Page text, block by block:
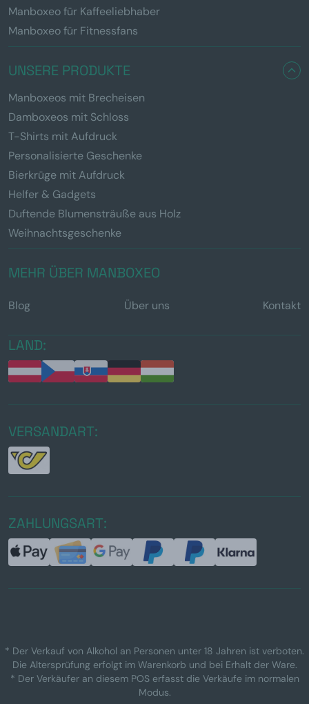
Manboxeo für Kaffeeliebhaber
Manboxeo für Fitnessfans
UNSERE PRODUKTE
Manboxeos mit Brecheisen
Damboxeos mit Schloss
T-Shirts mit Aufdruck
Personalisierte Geschenke
Bierkrüge mit Aufdruck
Helfer & Gadgets
Duftende Blumensträuße aus Holz
Weihnachtsgeschenke
MEHR ÜBER MANBOXEO
Blog Über uns Kontakt
LAND:
VERSANDART:
ZAHLUNGSART:
* Der Verkauf von Alkohol an Personen unter 18 Jahren ist verboten.
Die Altersprüfung erfolgt im Warenkorb und bei Erhalt der Ware.
* Der Verkäufer an diesem POS erfasst die Verkäufe im normalen
Modus.